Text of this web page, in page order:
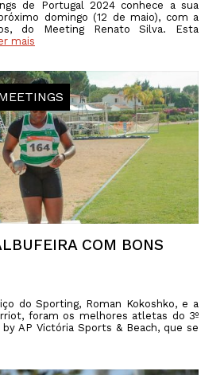
de Portugal 2024 conhece a sua
domingo (12 de maio), com a
do Meeting Renato Silva. Esta
mais
COM BONS
do Sporting, Roman Kokoshko, e a
foram os melhores atletas do 3º
AP Victória Sports & Beach, que se